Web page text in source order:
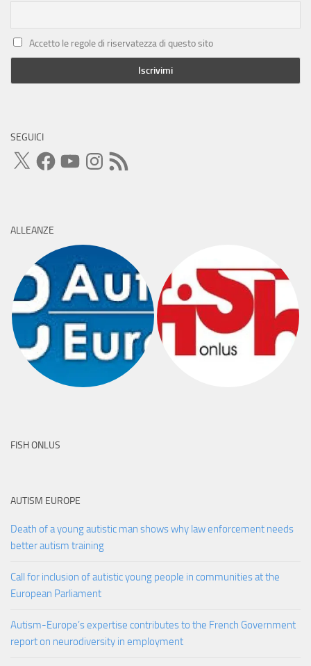
Accetto le regole di riservatezza di questo sito
SEGUICI
X FacebookYouTubeInstagram
Feed
RSS
ALLEANZE
FISH ONLUS
AUTISM EUROPE
Death of a young autistic man shows why law enforcement needs
better autism training
Call for inclusion of autistic young people in communities at the
European Parliament
Autism-Europe’s expertise contributes to the French Government
report on neurodiversity in employment